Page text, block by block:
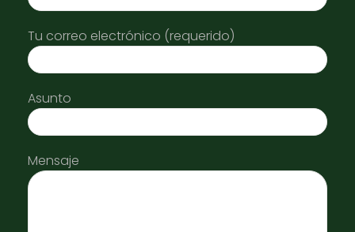
Tu correo electrónico (requerido)
Asunto
Mensaje